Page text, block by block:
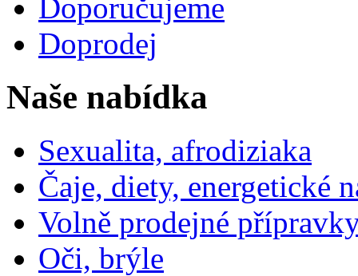
Doporučujeme
Doprodej
Naše nabídka
Sexualita, afrodiziaka
Čaje, diety, energetické
Volně prodejné
Oči, brýle